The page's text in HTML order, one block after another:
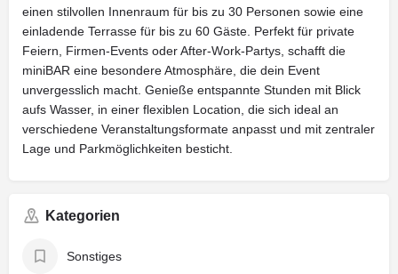
einen stilvollen Innenraum für bis zu 30 Personen sowie eine
einladende Terrasse für bis zu 60 Gäste. Perfekt für private
Feiern, Firmen-Events oder After-Work-Partys, schafft die
miniBAR eine besondere Atmosphäre, die dein Event
unvergesslich macht. Genieße entspannte Stunden mit Blick
aufs Wasser, in einer flexiblen Location, die sich ideal an
verschiedene Veranstaltungsformate anpasst und mit zentraler
Lage und Parkmöglichkeiten besticht.
Kategorien
Sonstiges